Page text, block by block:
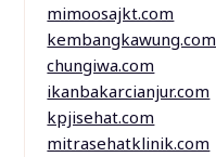
mimoosajkt.com
kembangkawung.com
chungiwa.com
ikanbakarcianjur.com
kpjisehat.com
mitrasehatklinik.com